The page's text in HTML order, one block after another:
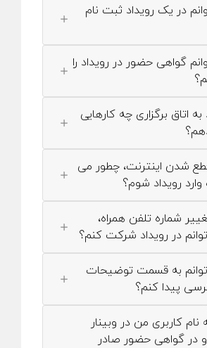
در یک رویداد ثبت نام
گواهی حضور در رویداد را
اتاق برگزاری چه کارهایی
شدن اینترنت، چطور می
وارد رویداد شوم؟
شماره تلفن همراه،
در رویداد شرکت کنم؟
به قسمت توضیحات
پیدا کنم؟
کاربری من در وبینار
و در گواهی حضور صادر